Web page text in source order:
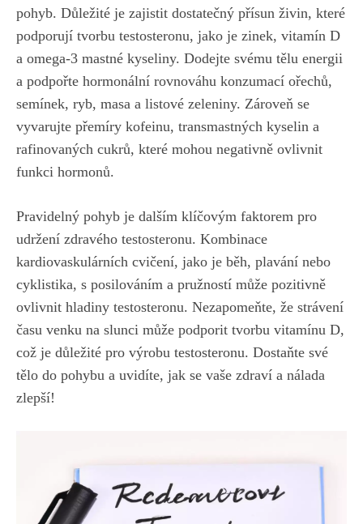
pohyb. Důležité je zajistit ‌dostatečný přísun ​živin, které
podporují ‌tvorbu testosteronu, jako je zinek, ‍vitamín D⁢
a omega-3 ⁢mastné kyseliny. Dodejte svému⁤ tělu energii
‌a podpořte hormonální‍ rovnováhu konzumací ořechů,
semínek, ryb, masa a ⁢listové zeleniny. ⁤Zároveň se
vyvarujte přemíry kofeinu, transmastných kyselin ⁢a
rafinovaných cukrů, které⁢ mohou negativně ovlivnit⁣
funkci hormonů.
Pravidelný ⁢pohyb ​je dalším klíčovým ‌faktorem ⁤pro
udržení ⁣zdravého ​testosteronu. Kombinace
kardiovaskulárních cvičení, jako je běh, plavání nebo
cyklistika,‍ s ⁣posilováním a pružností​ může pozitivně
ovlivnit ​hladiny testosteronu. Nezapomeňte, že strávení
času venku na slunci⁢ může​ podporit tvorbu ‌vitamínu D,
což je důležité pro ⁢výrobu​ testosteronu. Dostaňte⁢ své
tělo do‍ pohybu a uvidíte, jak se vaše zdraví a nálada
zlepší!